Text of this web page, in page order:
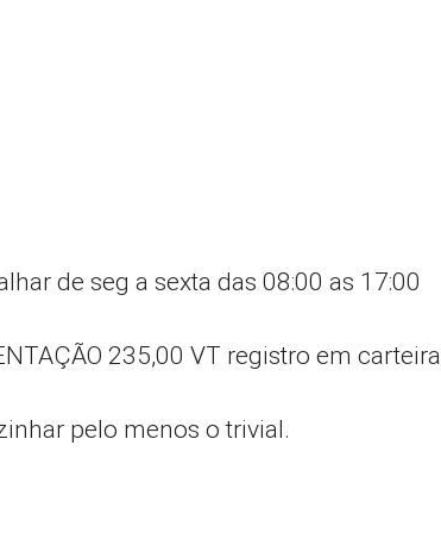
de seg a sexta das 08:00 as 17:00
235,00 VT registro em carteira
pelo menos o trivial.